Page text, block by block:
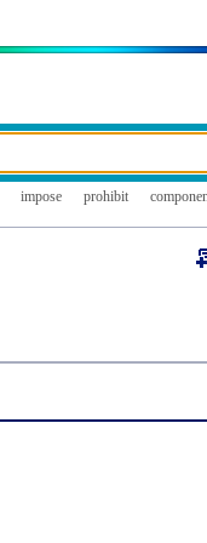
impose prohibit